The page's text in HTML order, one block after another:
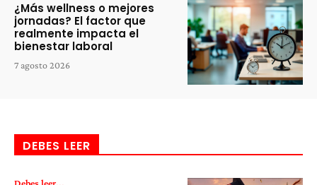
¿Más wellness o mejores
jornadas? El factor que
realmente impacta el
bienestar laboral
7 agosto 2026
DEBES LEER
Debes leer...